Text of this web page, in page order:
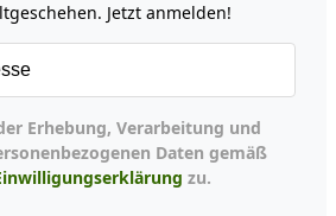
Jetzt anmelden!
Daten gemäß
zu.